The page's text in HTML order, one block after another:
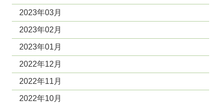
2023年03月
2023年02月
2023年01月
2022年12月
2022年11月
2022年10月